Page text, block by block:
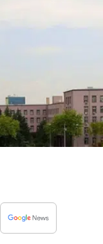
Diyarbakır
Edirne